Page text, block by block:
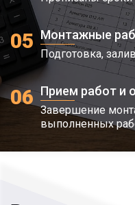
05 Монтажные
Подготовка,
06 Прием работ и
Завершение
выполненных